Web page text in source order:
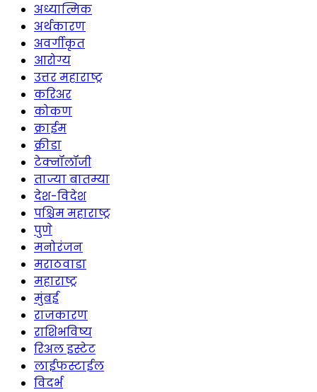
अध्यात्मिक
अर्थकारण
अवर्गीकृत
आरोग्य
उत्तर महाराष्ट्र
करिअर
कोकण
क्राईम
क्रीडा
टेक्नॉलॉजी
ताज्या बातम्या
देश-विदेश
पश्चिम महाराष्ट्र
पुणे
मनोरंजन
मराठवाडा
महाराष्ट्र
मुंबई
राजकारण
राशिभविष्य
रिअल इस्टेट
लाईफस्टाईल
विदर्भ